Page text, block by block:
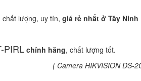
chất lượng, uy tín, giá rẻ nhất ở Tây Ninh
PIRL chính hãng, chất lượng tốt.
( Camera HIKVISION DS-